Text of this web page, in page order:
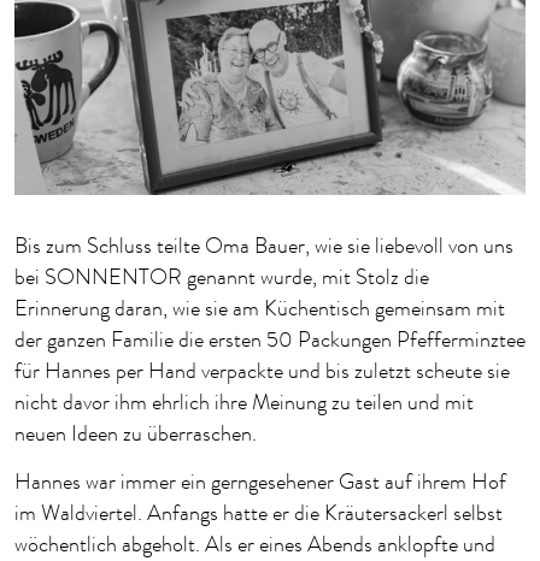
Bis zum Schluss teilte Oma Bauer, wie sie liebevoll von uns
bei SONNENTOR genannt wurde, mit Stolz die
Erinnerung daran, wie sie am Küchentisch gemeinsam mit
der ganzen Familie die ersten 50 Packungen Pfefferminztee
für Hannes per Hand verpackte und bis zuletzt scheute sie
nicht davor ihm ehrlich ihre Meinung zu teilen und mit
neuen Ideen zu überraschen.
Hannes war immer ein gerngesehener Gast auf ihrem Hof
im Waldviertel. Anfangs hatte er die Kräutersackerl selbst
wöchentlich abgeholt. Als er eines Abends anklopfte und